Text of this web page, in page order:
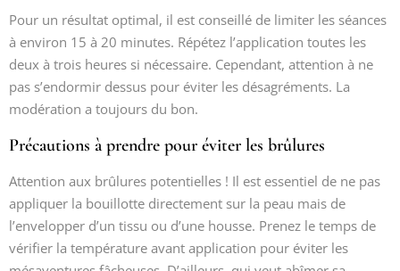
Pour un résultat optimal, il est conseillé de limiter les séances
à environ 15 à 20 minutes. Répétez l’application toutes les
deux à trois heures si nécessaire. Cependant, attention à ne
pas s’endormir dessus pour éviter les désagréments. La
modération a toujours du bon.
Précautions à prendre pour éviter les brûlures
Attention aux brûlures potentielles ! Il est essentiel de ne pas
appliquer la bouillotte directement sur la peau mais de
l’envelopper d’un tissu ou d’une housse. Prenez le temps de
vérifier la température avant application pour éviter les